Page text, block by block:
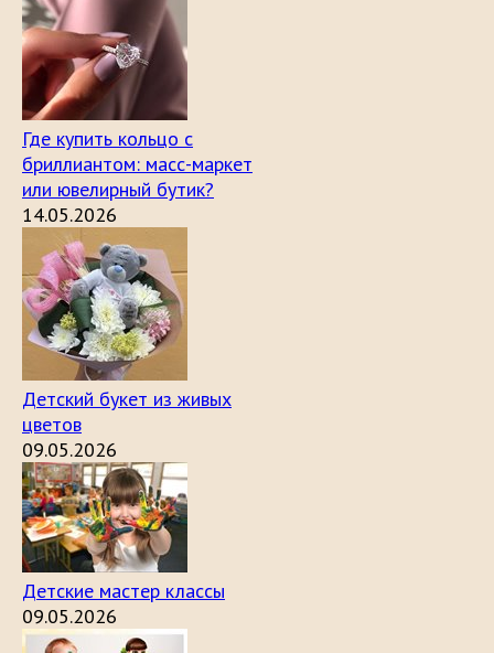
Где купить кольцо с
бриллиантом: масс-маркет
или ювелирный бутик?
14.05.2026
Детский букет из живых
цветов
09.05.2026
Детские мастер классы
09.05.2026